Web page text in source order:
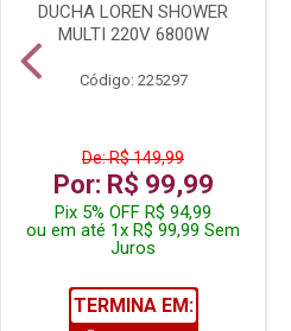
DUCHA LOREN SHOWER
MULTI 220V 6800W
Código: 225297
De: R$ 149,99
Por: R$ 99,99
Pix 5% OFF R$ 94,99
ou em até 1x R$ 99,99 Sem
Juros
TERMINA EM: